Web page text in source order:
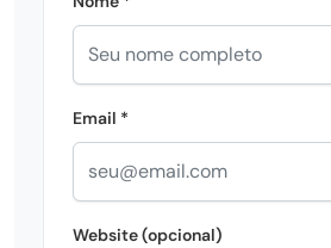
Email *
Website (opcional)